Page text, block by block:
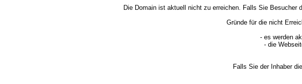
Die Domain ist aktuell nicht zu erreichen. Falls Sie Besucher
Gründe für die nicht
- es werden
- die
Falls Sie der Inhaber